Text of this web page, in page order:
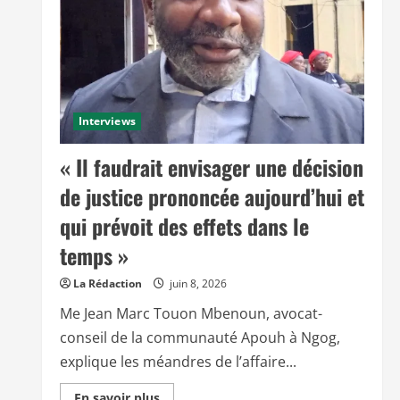
Interviews
« Il faudrait envisager une décision
de justice prononcée aujourd’hui et
qui prévoit des effets dans le
temps »
La Rédaction juin 8, 2026
Me Jean Marc Touon Mbenoun, avocat-
conseil de la communauté Apouh à Ngog,
explique les méandres de l’affaire...